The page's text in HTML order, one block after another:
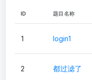
ID 题目名称
1 login1
2 都过滤了